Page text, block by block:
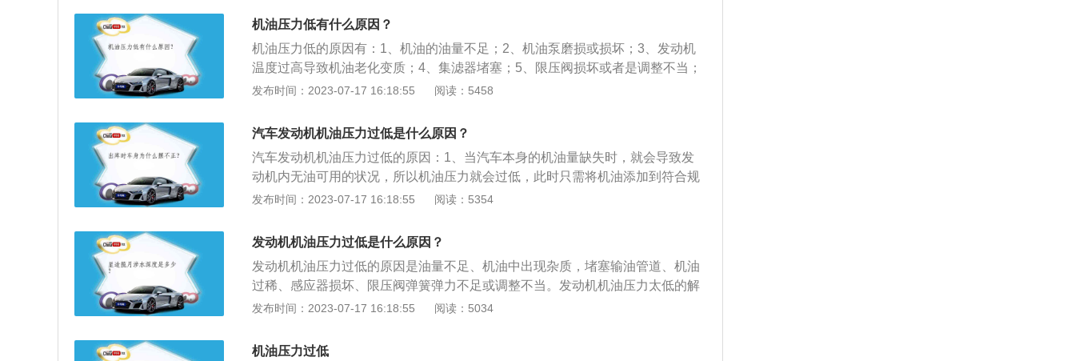
1毫米，轴距为2871毫米，油箱容积为66升，整备质量是1445千克。
机油压力低有什么原因？
机油压力低的原因有：1、机油的油量不足；2、机油泵磨损或损坏；3、发动机
温度过高导致机油老化变质；4、集滤器堵塞；5、限压阀损坏或者是调整不当；
6、机油散热器漏油；7、机油粘度过低；8、压力传感器失灵或油道堵塞；9、机
失常。机油即发动机润滑油，能对发动机起到润滑减磨、辅助冷却降温、密封防
漏、防锈防蚀、减震缓冲等作用。
发布时间：2023-07-17 16:18:55 阅读：5458
汽车发动机机油压力过低是什么原因？
汽车发动机机油压力过低的原因：1、当汽车本身的机油量缺失时，就会导致发
动机内无油可用的状况，所以机油压力就会过低，此时只需将机油添加到符合规
定的标准即可；2、如果机油中出现杂质，就会堵塞输油管道，造成机油压力低
低，会容易从各个零部件的间隙中泄漏出去导致机油压力过低，这种情况要重新
更换机油或者添加更加粘稠的机油。
发布时间：2023-07-17 16:18:55 阅读：5354
发动机机油压力过低是什么原因？
发动机机油压力过低的原因是油量不足、机油中出现杂质，堵塞输油管道、机油
过稀、感应器损坏、限压阀弹簧弹力不足或调整不当。发动机机油压力太低的解
决方法：检查机油压力表及传感器，工作不良时应更换、检查机油粘度是否正
使机油压力达到正常标准、清洗润滑油管和油道，维护滤清器、发动机转动曲轴
发布时间：2023-07-17 16:18:55 阅读：5034
机油压力过低